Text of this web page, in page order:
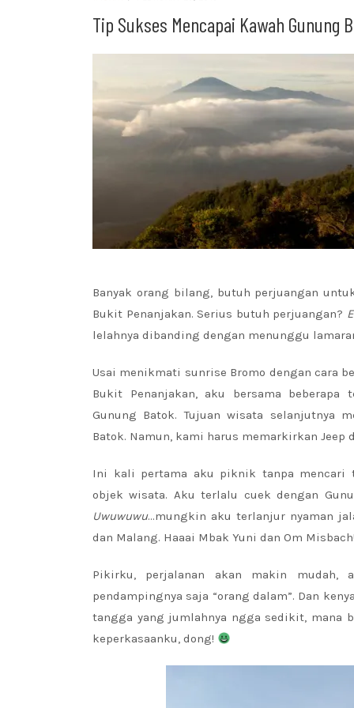
Tip Sukses Mencapai Kawah Gunung
Banyak orang bilang, butuh perjuangan
Bukit Penanjakan. Serius butuh perjuangan?
lelahnya dibanding dengan menunggu
Usai menikmati sunrise Bromo dengan cara
Bukit Penanjakan, aku bersama
Gunung Batok. Tujuan wisata selanjutnya
Batok. Namun, kami harus memarkirkan Jeep
Ini kali pertama aku piknik tanpa mencari
objek wisata. Aku terlalu cuek dengan
Uwuwuwu…mungkin aku terlanjur nyaman
dan Malang. Haaai Mbak Yuni dan Om
Pikirku, perjalanan akan makin mudah,
pendampingnya saja “orang dalam”. Dan
tangga yang jumlahnya ngga sedikit, mana
keperkasaanku, dong!